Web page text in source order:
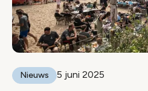
Nieuws 5 juni 2025